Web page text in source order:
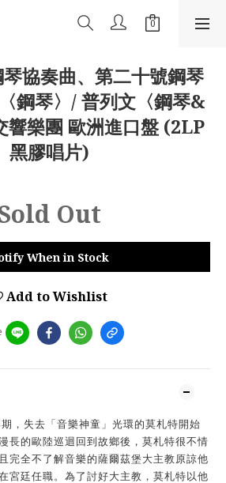
協奏曲、第二十號鋼琴
鋼琴〉/ 普列文〈鋼琴&
響樂團 歐洲進口盤 (2LP
黑膠唱片)
Out
When in Stock
Add to Wishlist
，失去「音樂神童」光環的莫札特開始
長的歐陸巡迴回到故鄉後，莫札特很不情
完全不了解音樂的薩爾茲堡大主教原諒他
宮廷任職。為了討好大主教，莫札特以他